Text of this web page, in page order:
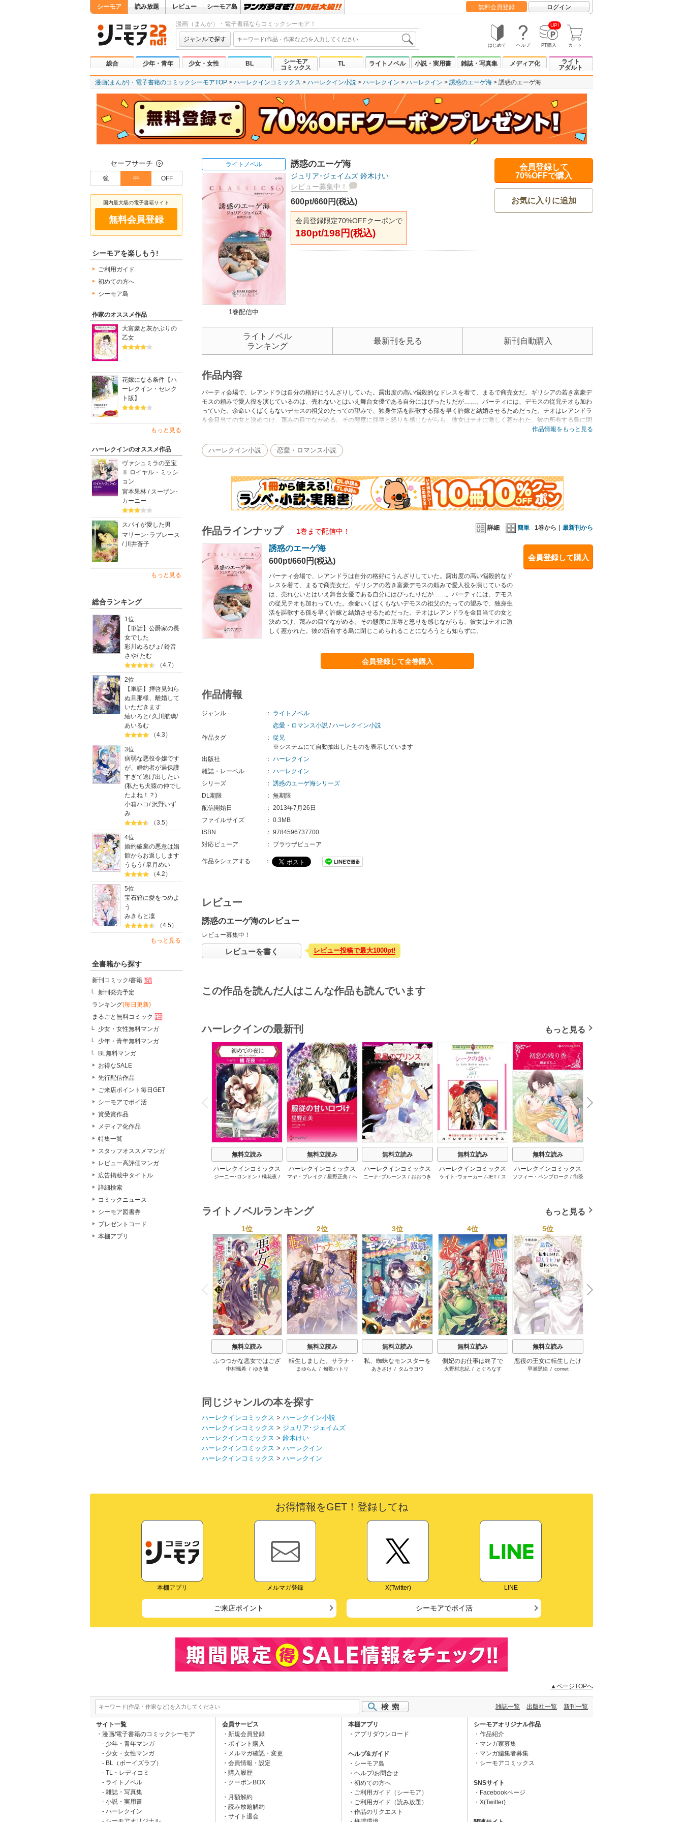
シーモア 読み放題 レビュー シーモア島 無料会員登録 ログイン
漫画（まんが）・電子書籍ならコミックシーモア！
ジャンルで探す
はじめて ヘルプ
UP!
PT購入 カート
総合 少年・青年 少女・女性 BL
シーモア
コミックス
TL ライトノベル 小説・実用書 雑誌・写真集 メディア化
ライト
アダルト
漫画(まんが)・電子書籍のコミックシーモアTOP ハーレクインコミックス ハーレクイン小説 ハーレクイン ハーレクイン 誘惑のエーゲ海 誘惑のエーゲ海
セーフサーチ ？
強 中 OFF
国内最大級の電子書籍サイト
無料会員登録
シーモアを楽しもう!
ご利用ガイド
初めての方へ
シーモア島
作家のオススメ作品
大富豪と灰かぶりの
乙女
花嫁になる条件【ハ
ーレクイン・セレク
ト版】
もっと見る
ハーレクインのオススメ作品
ヴァシュミラの至宝
Ⅱ ロイヤル・ミッシ
ョン
宮本果林 / スーザン･
カーニー
スパイが愛した男
マリーン･ラブレース
/ 川井蒼子
もっと見る
総合ランキング
1位
【単話】公爵家の長
女でした
彩川ぬるぴょ /鈴音
さや/たむ
（4.7）
2位
【単話】拝啓見知ら
ぬ旦那様、離婚して
いただきます
紬いろと / 久川航璃/
あいるむ
（4.3）
3位
病弱な悪役令嬢です
が、婚約者が過保護
すぎて逃げ出したい
(私たち犬猿の仲でし
たよね！？)
小箱ハコ/沢野いず
み
（3.5）
4位
婚約破棄の悪意は娼
館からお返しします
うもう /皐月めい
（4.2）
5位
宝石箱に愛をつめよ
う
みきもと凜
（4.5）
もっと見る
全書籍から探す
新刊コミック/書籍
新刊発売予定
ランキング(毎日更新)
まるごと無料コミック
少女・女性無料マンガ
少年・青年無料マンガ
BL無料マンガ
お得なSALE
先行配信作品
ご来店ポイント毎日GET
シーモアでポイ活
賞受賞作品
メディア化作品
特集一覧
スタッフオススメマンガ
レビュー高評価マンガ
広告掲載中タイトル
詳細検索
コミックニュース
シーモア図書券
プレゼントコード
本棚アプリ
ライトノベル
1巻配信中
誘惑のエーゲ海
ジュリア･ジェイムズ 鈴木けい
レビュー募集中！
600pt/660円(税込)
会員登録限定70%OFFクーポンで
180pt/198円(税込)
会員登録して
70%OFFで購入
お気に入りに追加
ライトノベル
ランキング
最新刊を見る 新刊自動購入
作品内容
パーティ会場で、レアンドラは自分の格好にうんざりしていた。露出度の高い悩殺的なドレスを着て、まるで商売女だ。ギリシアの若き富豪デ
モスの頼みで愛人役を演じているのは、売れないとはいえ舞台女優である自分にはぴったりだが……。パーティには、デモスの従兄テオも加わ
っていた。余命いくばくもないデモスの祖父のたっての望みで、独身生活を謳歌する孫を早く許嫁と結婚させるためだった。テオはレアンドラ
を金目当ての女と決めつけ、蔑みの目でながめる。その態度に屈辱と怒りを感じながらも、彼女はテオに激しく惹かれた。彼の所有する島に閉
作品情報をもっと見る
ハーレクイン小説 恋愛・ロマンス小説
詳細 簡単 1巻から｜ 最新刊から
作品ラインナップ 1巻まで配信中！
会員登録して購入
誘惑のエーゲ海
600pt/660円(税込)
パーティ会場で、レアンドラは自分の格好にうんざりしていた。露出度の高い悩殺的なド
レスを着て、まるで商売女だ。ギリシアの若き富豪デモスの頼みで愛人役を演じているの
は、売れないとはいえ舞台女優である自分にはぴったりだが……。パーティには、デモス
の従兄テオも加わっていた。余命いくばくもないデモスの祖父のたっての望みで、独身生
活を謳歌する孫を早く許嫁と結婚させるためだった。テオはレアンドラを金目当ての女と
決めつけ、蔑みの目でながめる。その態度に屈辱と怒りを感じながらも、彼女はテオに激
しく惹かれた。彼の所有する島に閉じこめられることになろうとも知らずに。
会員登録して全巻購入
作品情報
ジャンル ：
ライトノベル
恋愛・ロマンス小説 /ハーレクイン小説
作品タグ
： 従兄
※システムにて自動抽出したものを表示しています
出版社
： ハーレクイン
雑誌・レーベル
： ハーレクイン
シリーズ
： 誘惑のエーゲ海シリーズ
DL期限
： 無期限
配信開始日
： 2013年7月26日
ファイルサイズ
： 0.3MB
ISBN
： 9784596737700
対応ビューア
： ブラウザビューア
作品をシェアする ：
レビュー
誘惑のエーゲ海のレビュー
レビュー募集中！
レビューを書く レビュー投稿で最大1000pt!
この作品を読んだ人はこんな作品も読んでいます
ハーレクインの最新刊 もっと見る
P
r
e
i
o
u
s
無料立読み
ハーレクインコミックス
セット 2026年 vol.1064
ジーニー･ロンドン / 橘花夜 /
無料立読み
ハーレクインコミックス
セット 2026年 vol.1002
マヤ・ブレイク / 星野正美 / ヘ
無料立読み
ハーレクインコミックス
セット 2026年 vol.1063
ニーナ･ブルーンス / おおつき
無料立読み
ハーレクインコミックス
セット 2026年 vol.1001
ケイト･ウォーカー / JET/ ス
無料立読み
ハーレクインコミックス
セット 2026年 vol.1062
ソフィー・ペンブローク / 御茶
一ノ関りん子
N
e
x
t
ライトノベルランキング もっと見る
P
r
e
v
i
o
u
s
1位
無料立読み
ふつつかな悪女ではござ
いますが
中村颯希/ ゆき哉
2位
無料立読み
転生しました、サラナ・
キンジェです。ごきげん
まゆらん / 匈歌ハトリ
3位
無料立読み
私、蜘蛛なモンスターを
テイムしたので、スパイ
あきさけ / タムラヨウ
4位
無料立読み
側妃のお仕事は終了で
す。
火野村志紀 / とぐろなす
5位
無料立読み
悪役の王女に転生したけ
ど、隠しキャラが隠れて
早瀬黒絵/ comet
N
e
x
t
同じジャンルの本を探す
ハーレクインコミックス > ハーレクイン小説
ハーレクインコミックス > ジュリア･ジェイムズ
ハーレクインコミックス > 鈴木けい
ハーレクインコミックス > ハーレクイン
ハーレクインコミックス > ハーレクイン
お得情報をGET！登録してね
本棚アプリ メルマガ登録 X(Twitter) LINE
ご来店ポイント シーモアでポイ活
▲ページTOPへ
雑誌一覧 出版社一覧 新刊一覧
サイト一覧
漫画/電子書籍のコミックシーモア
少年・青年マンガ
少女・女性マンガ
BL（ボーイズラブ）
TL・レディコミ
ライトノベル
雑誌・写真集
小説・実用書
ハーレクイン
会員サービス
新規会員登録
ポイント購入
メルマガ確認・変更
会員情報・設定
購入履歴
クーポンBOX
月額解約
読み放題解約
サイト退会
本棚アプリ
アプリダウンロード
ヘルプ&ガイド
シーモア島
ヘルプ/お問合せ
初めての方へ
ご利用ガイド（シーモア）
ご利用ガイド（読み放題）
作品のリクエスト
シーモアオリジナル作品
作品紹介
マンガ家募集
マンガ編集者募集
シーモアコミックス
SNSサイト
Facebookページ
X(Twitter)